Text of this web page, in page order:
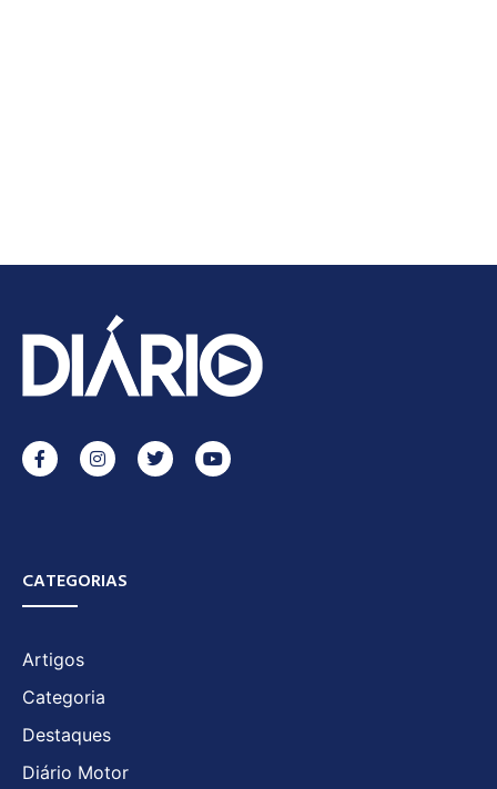
CATEGORIAS
Artigos
Categoria
Destaques
Diário Motor